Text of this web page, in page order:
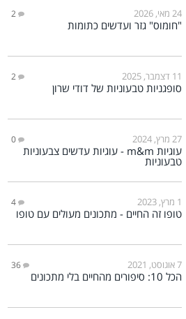
24 מאי, 2026 2
"חומוס" גזר ועדשים כתומות
11 דצמבר, 2025 2
סופגניות טבעוניות של דודי שרון
27 מרץ, 2024 0
עוגיות m&m - עוגיות עדשים צבעוניות
טבעוניות
1 מרץ, 2023 4
טופו זה החיים - מתכונים מעולים עם טופו
7 אוגוסט, 2021 36
הכל 10: סיפורים מהחיים בלי מתכונים